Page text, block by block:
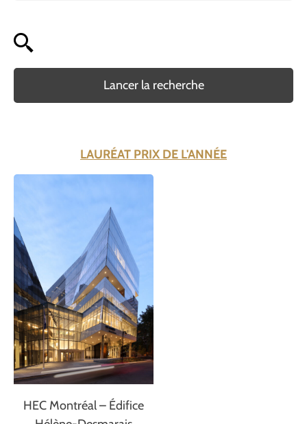
Lancer la recherche
LAURÉAT PRIX DE L'ANNÉE
HEC Montréal – Édifice